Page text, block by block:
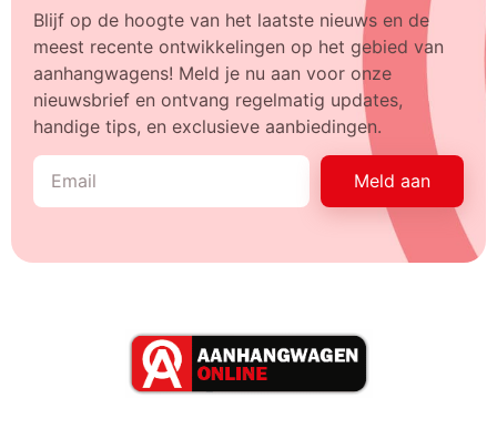
Blijf op de hoogte van het laatste nieuws en de
meest recente ontwikkelingen op het gebied van
aanhangwagens! Meld je nu aan voor onze
nieuwsbrief en ontvang regelmatig updates,
handige tips, en exclusieve aanbiedingen.
Meld aan